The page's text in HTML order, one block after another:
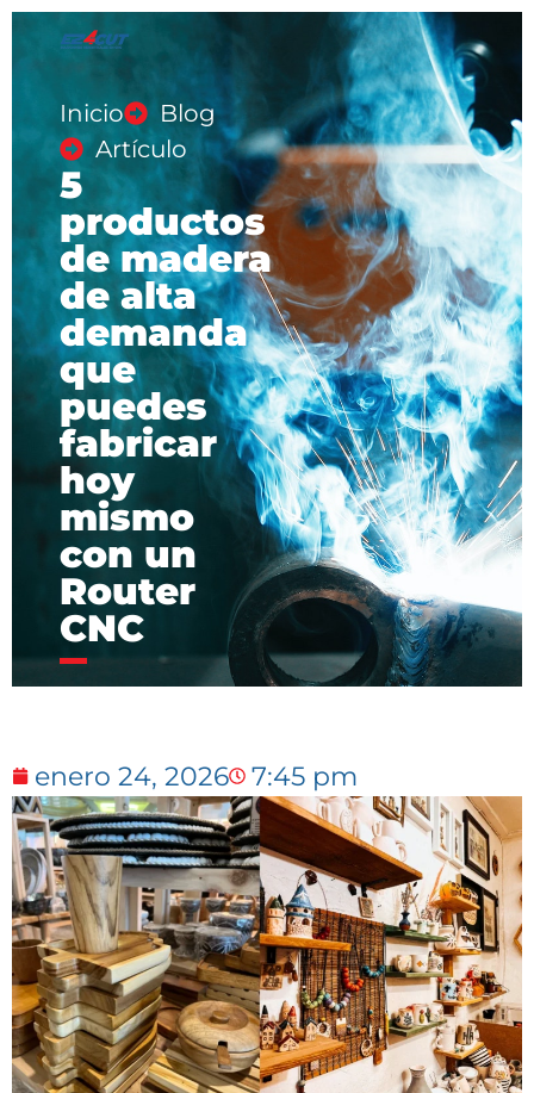
Inicio
Blog
Artículo
5
productos
de madera
de alta
demanda
que
puedes
fabricar
hoy
mismo
con un
Router
CNC
enero 24, 2026 7:45 pm